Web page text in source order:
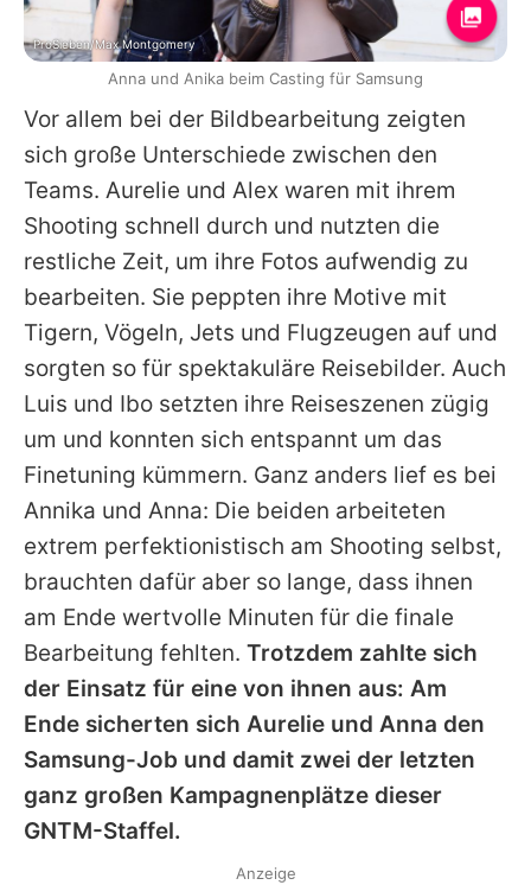
Vor allem bei der Bildbearbeitung zeigten
sich große Unterschiede zwischen den
Teams. Aurelie und Alex waren mit ihrem
Shooting schnell durch und nutzten die
restliche Zeit, um ihre Fotos aufwendig zu
bearbeiten. Sie peppten ihre Motive mit
Tigern, Vögeln, Jets und Flugzeugen auf und
sorgten so für spektakuläre Reisebilder. Auch
Luis und Ibo setzten ihre Reiseszenen zügig
um und konnten sich entspannt um das
Finetuning kümmern. Ganz anders lief es bei
Annika und Anna: Die beiden arbeiteten
extrem perfektionistisch am Shooting selbst,
brauchten dafür aber so lange, dass ihnen
am Ende wertvolle Minuten für die finale
Bearbeitung fehlten. Trotzdem zahlte sich
der Einsatz für eine von ihnen aus: Am
Ende sicherten sich Aurelie und Anna den
Samsung-Job und damit zwei der letzten
ganz großen Kampagnenplätze dieser
GNTM-Staffel.
ProSieben/Max Montgomery
Anna und Anika beim Casting für Samsung
Anzeige